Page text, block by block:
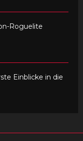
Roguelite
Einblicke in die